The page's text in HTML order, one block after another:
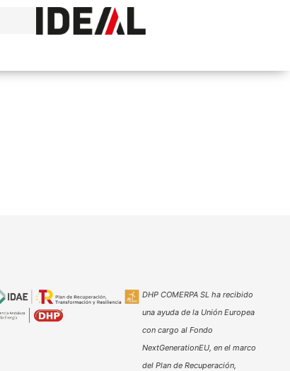
DHP COMERPA SL ha recibido
una ayuda de la Unión Europea
con cargo al Fondo
NextGenerationEU, en el marco
del Plan de Recuperación,